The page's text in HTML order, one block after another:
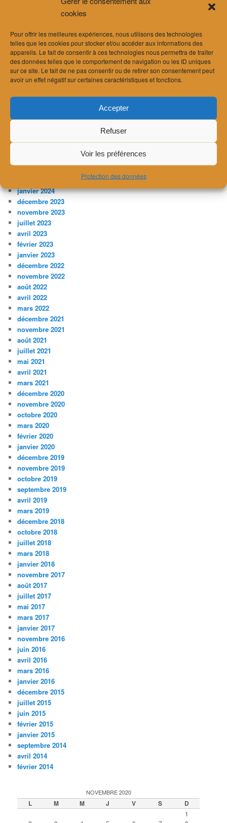
cookies
Pour offrir les meilleures expériences, nous utilisons des technologies
telles que les cookies pour stocker et/ou accéder aux informations des
appareils. Le fait de consentir à ces technologies nous permettra de traiter
des données telles que le comportement de navigation ou les ID uniques
sur ce site. Le fait de ne pas consentir ou de retirer son consentement peut
avoir un effet négatif sur certaines caractéristiques et fonctions.
Accepter
Refuser
Voir les préférences
Protection des données
décembre 2025
novembre 2025
octobre 2025
juillet 2025
avril 2025
février 2025
décembre 2024
janvier 2024
décembre 2023
novembre 2023
juillet 2023
avril 2023
février 2023
janvier 2023
décembre 2022
novembre 2022
août 2022
avril 2022
mars 2022
décembre 2021
novembre 2021
août 2021
juillet 2021
mai 2021
avril 2021
mars 2021
décembre 2020
novembre 2020
octobre 2020
mars 2020
février 2020
janvier 2020
décembre 2019
novembre 2019
octobre 2019
septembre 2019
avril 2019
mars 2019
décembre 2018
octobre 2018
juillet 2018
mars 2018
janvier 2018
novembre 2017
août 2017
juillet 2017
mai 2017
mars 2017
janvier 2017
novembre 2016
juin 2016
avril 2016
mars 2016
janvier 2016
décembre 2015
juillet 2015
juin 2015
février 2015
janvier 2015
septembre 2014
avril 2014
février 2014
NOVEMBRE 2020
L M M J V S D
1